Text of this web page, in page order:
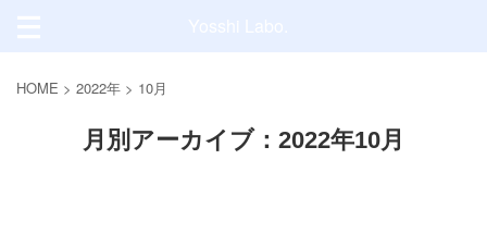
HOME > 2022年 > 10月
月別アーカイブ：2022年10月